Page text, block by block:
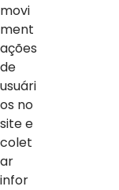
movi
ment
ações
de
usuári
os no
site e
colet
ar
infor